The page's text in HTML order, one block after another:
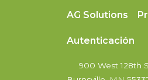
AG Solutions
Autenticación
900 West 128th